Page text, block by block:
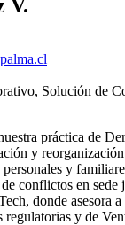
V.
, Solución de
práctica de
y
y
conflictos en
donde asesora
regulatorias y de